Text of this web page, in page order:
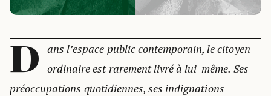
D ans l’espace public contemporain, le citoyen
ordinaire est rarement livré à lui-même. Ses
préoccupations quotidiennes, ses indignations